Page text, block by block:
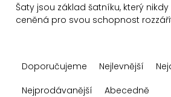
Šaty jsou základ šatníku, který
ceněná pro svou schopnost
aDoporučujeme Nejlevnější
Nejprodávanější
Abecedně